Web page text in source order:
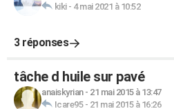
kiki- 4 mai 2021 à 10:52
3 réponses
tâche d huile sur pavé
anaiskyrian- 21 mai 2015 à 13:47
Icare95- 21 mai 2015 à 16:26